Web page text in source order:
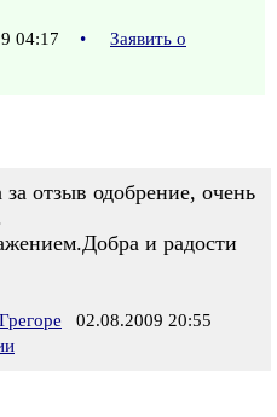
04:17 •
Заявить о
отзыв одобрение, очень
и радости
02.08.2009 20:55